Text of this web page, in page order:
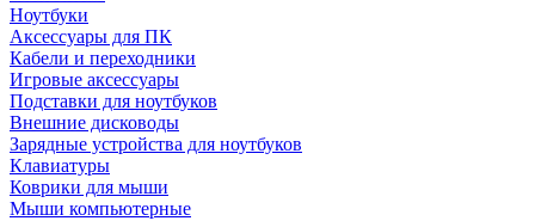
Ноутбуки
Аксессуары для ПК
Кабели и переходники
Игровые аксессуары
Подставки для ноутбуков
Внешние дисководы
Зарядные устройства для ноутбуков
Клавиатуры
Коврики для мыши
Мыши компьютерные